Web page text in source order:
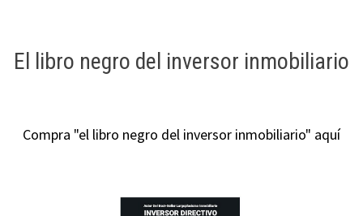
El libro negro del inversor inmobiliario
Compra "el libro negro del inversor inmobiliario" aquí